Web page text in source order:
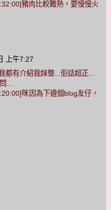
豬肉比較難熟，要慢慢火
上午7:27
都有介紹我妹整...佢話超正...
...
咪因為下邊個blog友仔，